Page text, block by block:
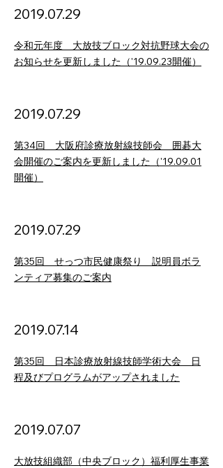
2019.07.29
令和元年度 大放技ブロック対抗野球大会の
お知らせを更新しました（'19.09.23開催）
2019.07.29
第34回 大阪府診療放射線技師会 囲碁大
会開催のご案内を更新しました（'19.09.01
開催）
2019.07.29
第35回 せっつ市民健康祭り 説明員ボラ
ンティア募集のご案内
2019.07.14
第35回 日本診療放射線技師学術大会 日
程及びプログラムがアップされました
2019.07.07
大放技組織部（中央ブロック）福利厚生事業